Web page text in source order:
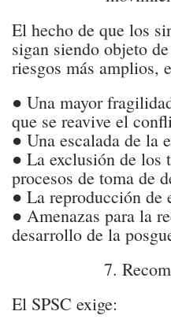
El hecho de que los
sigan siendo objeto
riesgos más amplios,
● Una mayor
que se reavive el
● Una escalada de la
● La exclusión de los
procesos de toma de
● La reproducción de
● Amenazas para la
desarrollo de la
7.
El SPSC exige: